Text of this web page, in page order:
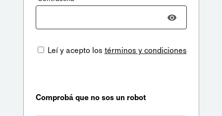
Leí y acepto los términos y condiciones
Comprobá que no sos un robot